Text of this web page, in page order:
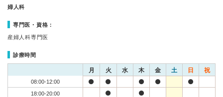
婦人科
専門医・資格：
産婦人科専門医
診療時間
月 火 水 木 金 土 日 祝
08:00-12:00
18:00-20:00